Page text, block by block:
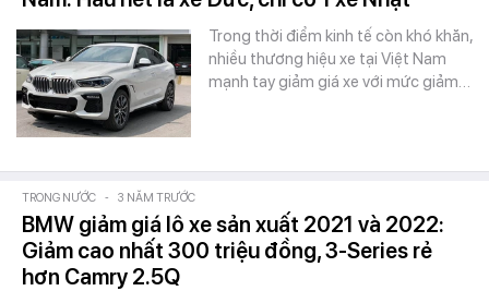
Trong thời điểm kinh tế còn khó khăn,
nhiều thương hiệu xe tại Việt Nam
mạnh tay giảm giá xe với mức giảm…
TRONG NƯỚC - 3 NĂM TRƯỚC
BMW giảm giá lô xe sản xuất 2021 và 2022:
Giảm cao nhất 300 triệu đồng, 3-Series rẻ
hơn Camry 2.5Q